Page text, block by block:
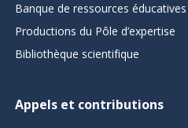
Banque de ressources
Productions du Pôle d’expertise
Bibliothèque scientifique
Appels et contributions